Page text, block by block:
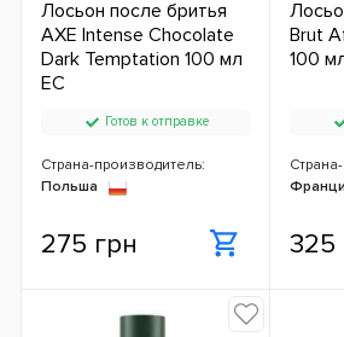
Лосьон после бритья
AXE Intense Chocolate
Dark Temptation 100 мл
ЕС
Готов к отправке
Страна-производитель:
Польша
275 грн
Brut
100
325